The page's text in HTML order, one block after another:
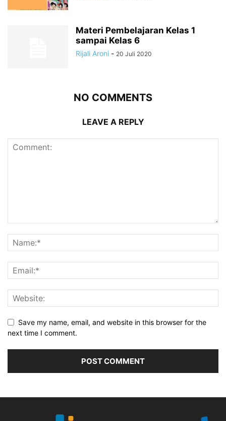
Materi Pembelajaran Kelas 1
sampai Kelas 6
Rijali Aroni - 20 Juli 2020
NO COMMENTS
LEAVE A REPLY
Save my name, email, and website in this browser for the
next time I comment.